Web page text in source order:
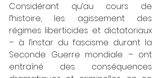
Considérant qu’au cours de
l’histoire, les agissement des
régimes liberticides et dictatoriaux
– à l’instar du fascisme durant la
Seconde Guerre mondiale – ont
entraîné des conséquences